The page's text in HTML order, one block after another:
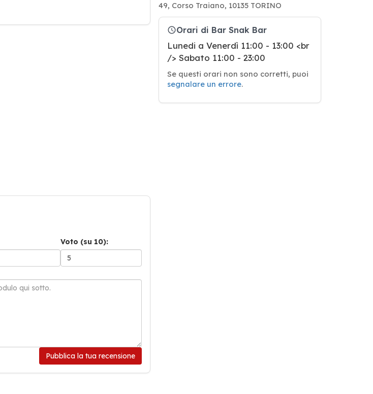
Voto (su 10):
Pubblica la tua recensione
49, Corso Traiano, 10135 TORINO
Orari di Bar Snak Bar
Lunedi a Venerdì 11:00 - 13:00 <br
/> Sabato 11:00 - 23:00
Se questi orari non sono corretti, puoi
segnalare un errore.